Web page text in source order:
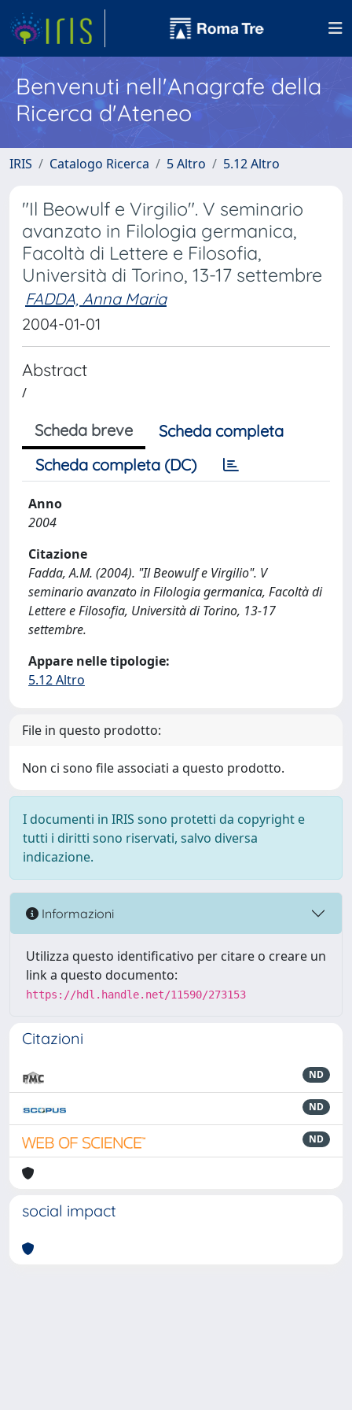
Benvenuti nell'Anagrafe della
Ricerca d'Ateneo
IRIS Catalogo Ricerca 5 Altro 5.12 Altro
"Il Beowulf e Virgilio". V seminario
avanzato in Filologia germanica,
Facoltà di Lettere e Filosofia,
Università di Torino, 13-17 settembre
FADDA, Anna Maria
2004-01-01
Abstract
/
Scheda breve
Scheda completa
Scheda completa (DC)
Anno
2004
Citazione
Fadda, A.M. (2004). "Il Beowulf e Virgilio". V
seminario avanzato in Filologia germanica, Facoltà di
Lettere e Filosofia, Università di Torino, 13-17
settembre.
Appare nelle tipologie:
5.12 Altro
File in questo prodotto:
Non ci sono file associati a questo prodotto.
I documenti in IRIS sono protetti da copyright e
tutti i diritti sono riservati, salvo diversa
indicazione.
Informazioni
Utilizza questo identificativo per citare o creare un
link a questo documento:
https://hdl.handle.net/11590/273153
Citazioni
ND
ND
ND
social impact